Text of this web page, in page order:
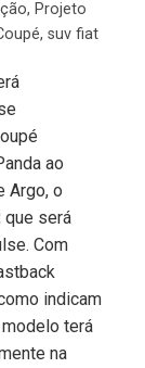
, Projeto
, suv fiat
ao
Argo, o
que será
Com
indicam
terá
na